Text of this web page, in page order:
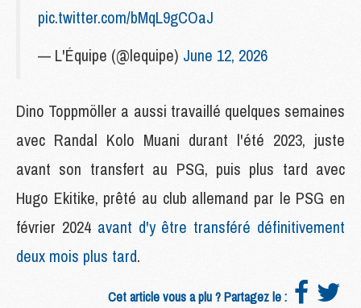
pic.twitter.com/bMqL9gCOaJ
— L'Équipe (@lequipe) June 12, 2026
Dino Toppmöller a aussi travaillé quelques semaines
avec Randal Kolo Muani durant l'été 2023, juste
avant son transfert au PSG, puis plus tard avec
Hugo Ekitike, prêté au club allemand par le PSG en
février 2024 avant d'y être transféré définitivement
deux mois plus tard.
Cet article vous a plu ? Partagez le :